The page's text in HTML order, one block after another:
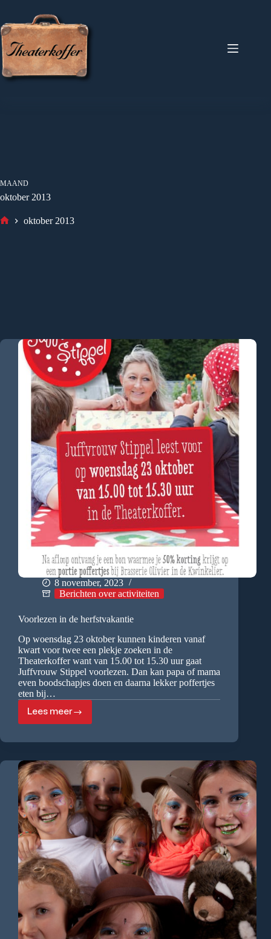
de
inhoud
MAAND
oktober 2013
oktober 2013
8 november, 2023
Berichten over activiteiten
Voorlezen in de herfstvakantie
Op woensdag 23 oktober kunnen kinderen vanaf
kwart voor twee een plekje zoeken in de
Theaterkoffer want van 15.00 tot 15.30 uur gaat
Juffvrouw Stippel voorlezen. Dan kan papa of mama
even boodschapjes doen en daarna lekker poffertjes
eten bij…
Lees meerVoorlezen
in